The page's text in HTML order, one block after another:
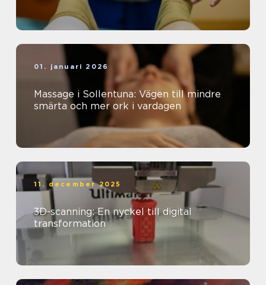
01. januari 2026
Massage i Sollentuna: Vägen till mindre
smärta och mer ork i vardagen
11. december 2025
3D-scanning: En nyckel till digital
transformation